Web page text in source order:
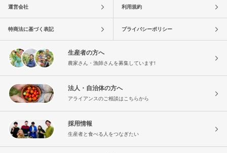
運営会社 利用規約
特商法に基づく表記 プライバシーポリシー
生産者の方へ
農家さん・漁師さんを募集しています!
法人・自治体の方へ
アライアンスのご相談はこちらから
採用情報
生産者と食べる人をつなぎたい